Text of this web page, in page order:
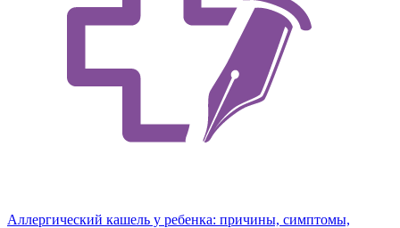
Аллергический кашель у ребенка: причины, симптомы,